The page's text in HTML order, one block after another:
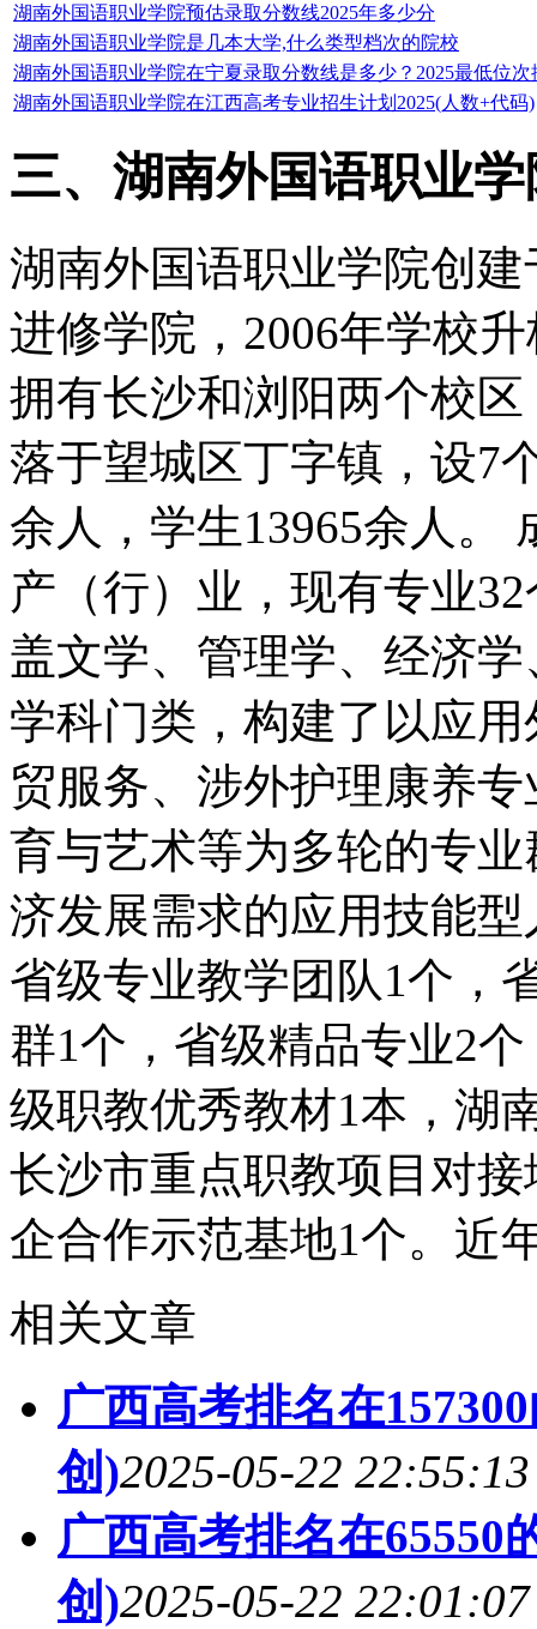
湖南外国语职业学院预估录取分数线2025年多少分
湖南外国语职业学院是几本大学,什么类型档次的院校
湖南外国语职业学院在宁夏录取分数线是多少？2025最低位次
湖南外国语职业学院在江西高考专业招生计划2025(人数+代码)
三、湖南外国语职业
湖南外国语职业学院创
进修学院，2006年学校
拥有长沙和浏阳两个校
落于望城区丁字镇，设7
余人，学生13965余人。
产（行）业，现有专业
盖文学、管理学、经济
学科门类，构建了以应
贸服务、涉外护理康养
育与艺术等为多轮的专
济发展需求的应用技能
省级专业教学团队1个，
群1个，省级精品专业2
级职教优秀教材1本，湖
长沙市重点职教项目对
企合作示范基地1个。近
相关文章
广西高考排名在
创)2025-05-22 22:55:13
广西高考排名在65550
创)2025-05-22 22:01:07